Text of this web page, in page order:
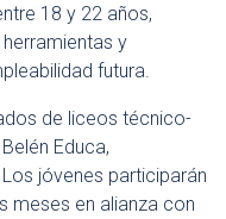
18 y 22 años,
y
futura.
de liceos técnico-
Educa,
jóvenes participarán
meses en alianza con